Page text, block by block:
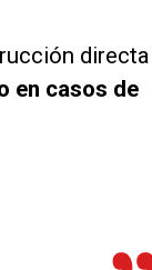
directa
en casos de